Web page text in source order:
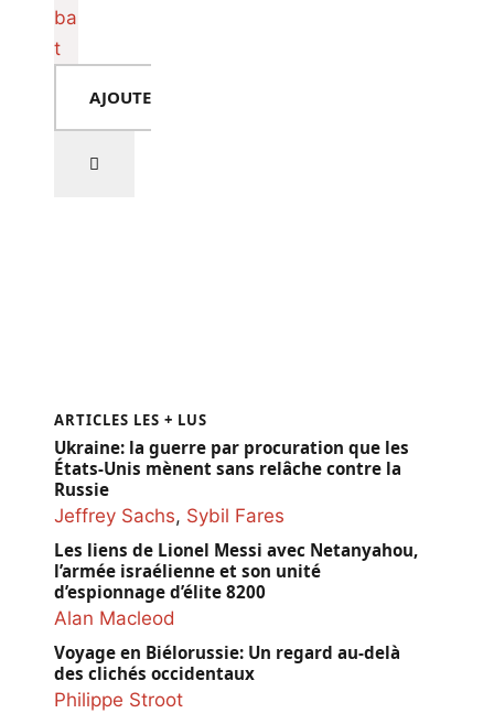
AJOUTER AU PANIER
ARTICLES LES + LUS
Ukraine: la guerre par procuration que les
États-Unis mènent sans relâche contre la
Russie
Jeffrey Sachs, Sybil Fares
Les liens de Lionel Messi avec Netanyahou,
l’armée israélienne et son unité
d’espionnage d’élite 8200
Alan Macleod
Voyage en Biélorussie: Un regard au-delà
des clichés occidentaux
Philippe Stroot